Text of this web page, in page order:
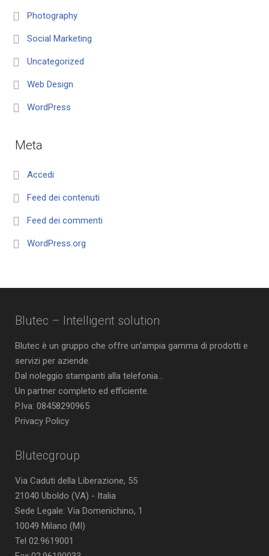
Photography
Social Marketing
Uncategorized
Web Design
WordPress
Meta
Accedi
Feed dei contenuti
Feed dei commenti
WordPress.org
Blutec – Intelligent solution
Blutec è un gruppo che offre un'ampia gamma di prodotti e
servizi per aziende.
Dal noleggio stampanti alla telefonia...
Un partner completo ed efficiente.
P.Iva: 08458290965
Privacy Policy
Blutecgroup
Via Caduti della Liberazione, 55
21040 Uboldo (VA) - Italia
Sede Legale: Via Domenichino, 1
10049 Milano (MI)
Tel 02.9619001